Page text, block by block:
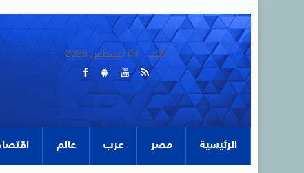
الأحد - 09 أغسطس 2026
الرئيسية مصر عرب عالم